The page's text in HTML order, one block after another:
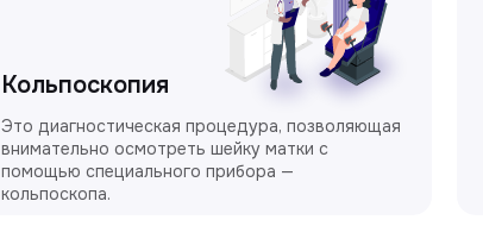
Кольпоскопия
Это диагностическая процедура, позволяющая
внимательно осмотреть шейку матки с
помощью специального прибора —
кольпоскопа.